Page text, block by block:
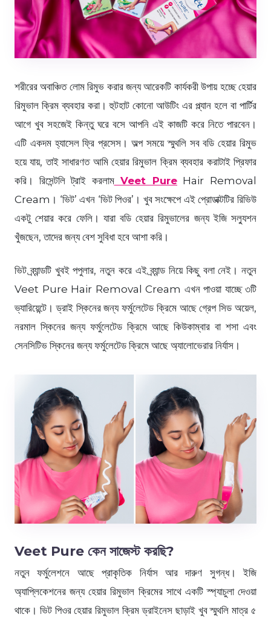
শরীরের অবাঞ্চিত লোম রিমুভ করার জন্য আরেকটি কার্যকরী উপায় হচ্ছে হেয়ার
রিমুভাল ক্রিম ব্যবহার করা। হুটহাট কোনো আউটিং এর প্ল্যান হলে বা পার্টির
আগে খুব সহজেই কিন্তু ঘরে বসে আপনি এই কাজটি করে নিতে পারবেন।
এটি একদম হ্যাসেল ফ্রি প্রসেস। অল্প সময়ে স্মুথলি সব বডি হেয়ার রিমুভ
হয়ে যায়, তাই সাধারণত আমি হেয়ার রিমুভাল ক্রিম ব্যবহার করাটাই প্রিফার
করি। রিসেন্টলি ট্রাই করলামVeet PureHair Removal
Cream। ‘ভিট’ এখন ‘ভিট পিওর’। খুব সংক্ষেপে এই প্রোডাক্টটির রিভিউ
একটু শেয়ার করে ফেলি। যারা বডি হেয়ার রিমুভালের জন্য ইজি সল্যুশন
খুঁজছেন, তাদের জন্য বেশ সুবিধা হবে আশা করি।
ভিট ব্র্যান্ডটি খুবই পপুলার, নতুন করে এই ব্র্যান্ড নিয়ে কিছু বলা নেই। নতুন
Veet Pure Hair Removal Cream এখন পাওয়া যাচ্ছে ৩টি
ভ্যারিয়েন্টে। ড্রাই স্কিনের জন্য ফর্মুলেটেড ক্রিমে আছে গ্রেপ সিড অয়েল,
নরমাল স্কিনের জন্য ফর্মুলেটেড ক্রিমে আছে কিউকাম্বার বা শসা এবং
সেনসিটিভ স্কিনের জন্য ফর্মুলেটেড ক্রিমে আছে অ্যালোভেরার নির্যাস।
Veet Pure কেন সাজেস্ট করছি?
নতুন ফর্মুলেশনে আছে প্রাকৃতিক নির্যাস আর দারুণ সুগন্ধ। ইজি
অ্যাপ্লিকেশনের জন্য হেয়ার রিমুভাল ক্রিমের সাথে একটি স্প্যাচুলা দেওয়া
থাকে। ভিট পিওর হেয়ার রিমুভাল ক্রিম ড্রাইনেস ছাড়াই খুব স্মুথলি মাত্র ৫